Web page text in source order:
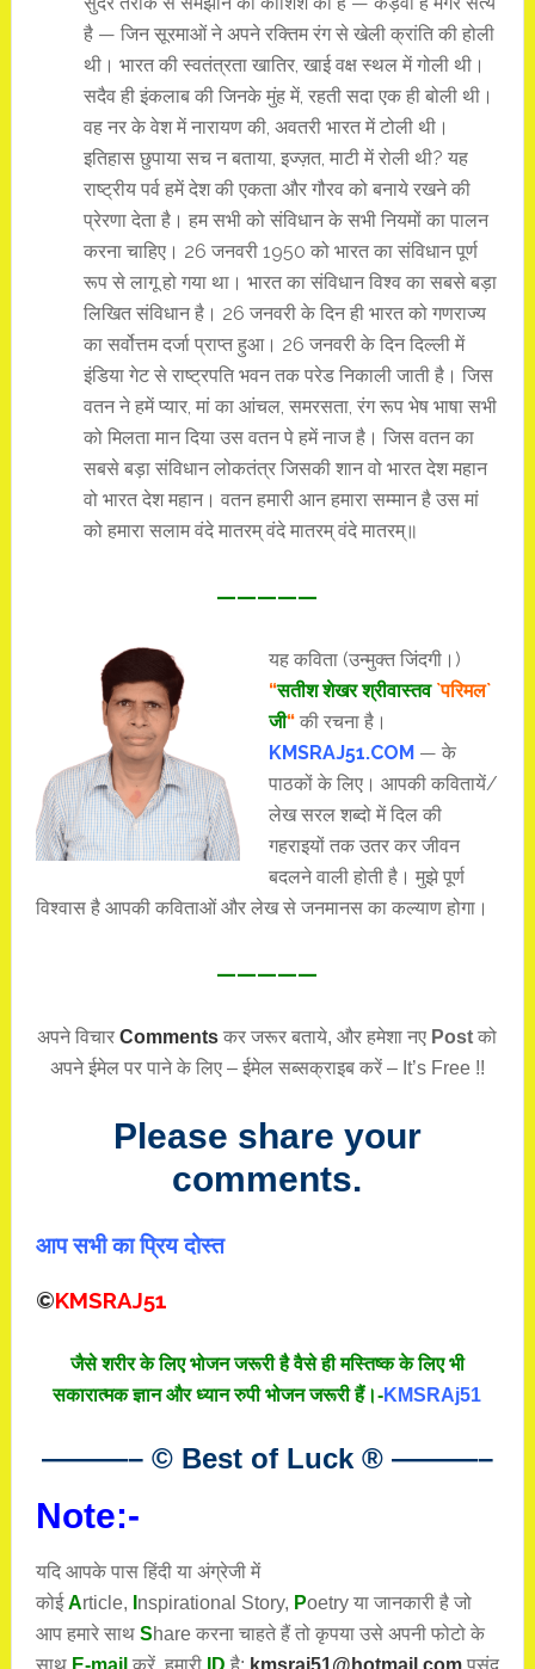
है — जिन सूरमाओं ने अपने रक्तिम रंग से खेली क्रांति की होली
थी। भारत की स्वतंत्रता खातिर, खाई वक्ष स्थल में गोली थी।
सदैव ही इंकलाब की जिनके मुंह में, रहती सदा एक ही बोली थी।
वह नर के वेश में नारायण की, अवतरी भारत में टोली थी।
इतिहास छुपाया सच न बताया, इज्ज़त, माटी में रोली थी? यह
राष्ट्रीय पर्व हमें देश की एकता और गौरव को बनाये रखने की
प्रेरणा देता है। हम सभी को संविधान के सभी नियमों का पालन
करना चाहिए। 26 जनवरी 1950 को भारत का संविधान पूर्ण
रूप से लागू हो गया था। भारत का संविधान विश्व का सबसे बड़ा
लिखित संविधान है। 26 जनवरी के दिन ही भारत को गणराज्य
का सर्वोत्तम दर्जा प्राप्त हुआ। 26 जनवरी के दिन दिल्ली में
इंडिया गेट से राष्ट्रपति भवन तक परेड निकाली जाती है। जिस
वतन ने हमें प्यार, मां का आंचल, समरसता, रंग रूप भेष भाषा सभी
को मिलता मान दिया उस वतन पे हमें नाज है। जिस वतन का
सबसे बड़ा संविधान लोकतंत्र जिसकी शान वो भारत देश महान
वो भारत देश महान। वतन हमारी आन हमारा सम्मान है उस मां
को हमारा सलाम वंदे मातरम् वंदे मातरम् वंदे मातरम्॥
—————
यह कविता (उन्मुक्त जिंदगी।)
“सतीश शेखर श्रीवास्तव`परिमल`
जी“की रचना है।
KMSRAJ51.COM— के
पाठकों के लिए। आपकी कवितायें/
लेख सरल शब्दो में दिल की
गहराइयों तक उतर कर जीवन
बदलने वाली होती है। मुझे पूर्ण
विश्वास है आपकी कविताओं और लेख से जनमानस का कल्याण होगा।
—————
अपने विचारComments कर जरूर बताये, और हमेशा नए Post को
अपने ईमेल पर पाने के लिए – ईमेल सब्सक्राइब करें – It’s Free !!
Please share your
comments.
आप सभी का प्रिय दोस्त
©KMSRAJ51
जैसे शरीर के लिए भोजन जरूरी है वैसे ही मस्तिष्क के लिए भी
सकारात्मक ज्ञान और ध्यान रुपी भोजन जरूरी हैं।-KMSRAj51
———– © Best of Luck ® ———–
Note:-
यदि आपके पास हिंदी या अंग्रेजी में
कोईArticle, nspirational Story, Poetryया जानकारी है जो
आप हमारे साथ Share करना चाहते हैं तो कृपया उसे अपनी फोटो के
साथ E-mail करें. हमारी ID है: kmsraj51@hotmail.com पसंद